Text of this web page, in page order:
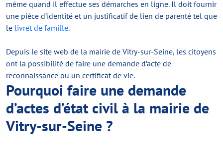
même quand il effectue ses démarches en ligne. Il doit fournir
une pièce d’identité et un justificatif de lien de parenté tel que
le livret de famille.
Depuis le site web de la mairie de Vitry-sur-Seine, les citoyens
ont la possibilité de faire une demande d’acte de
reconnaissance ou un certificat de vie.
Pourquoi faire une demande
d’actes d’état civil à la mairie de
Vitry-sur-Seine ?